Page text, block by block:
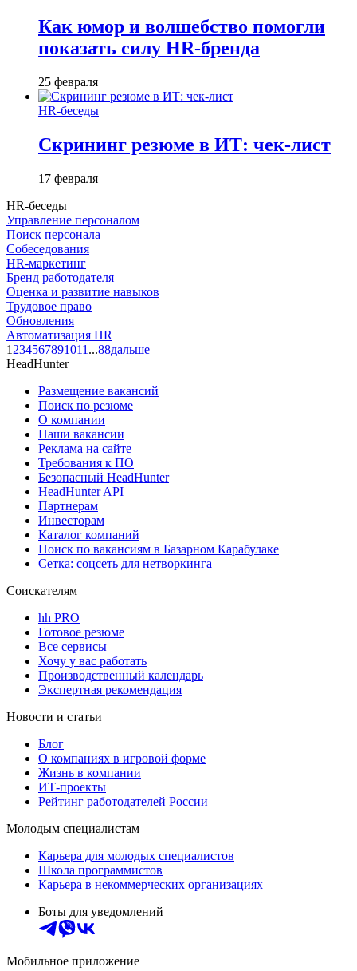
Как юмор и волшебство помогли
показать силу HR-бренда
25 февраля
HR-беседы
Скрининг резюме в ИТ: чек-лист
17 февраля
HR-беседы
Управление персоналом
Поиск персонала
Собеседования
HR-маркетинг
Бренд работодателя
Оценка и развитие навыков
Трудовое право
Обновления
Автоматизация HR
1 234567891011 ...88дальше
HeadHunter
Размещение вакансий
Поиск по резюме
О компании
Наши вакансии
Реклама на сайте
Требования к ПО
Безопасный HeadHunter
HeadHunter API
Партнерам
Инвесторам
Каталог компаний
Поиск по вакансиям в Базарном Карабулаке
Сетка: соцсеть для нетворкинга
Соискателям
hh PRO
Готовое резюме
Все сервисы
Хочу у вас работать
Производственный календарь
Экспертная рекомендация
Новости и статьи
Блог
О компаниях в игровой форме
Жизнь в компании
ИТ-проекты
Рейтинг работодателей России
Молодым специалистам
Карьера для молодых специалистов
Школа программистов
Карьера в некоммерческих организациях
Боты для уведомлений
Мобильное приложение